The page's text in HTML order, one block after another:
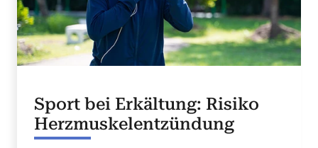
Sport bei Erkältung: Risiko
Herzmuskelentzündung